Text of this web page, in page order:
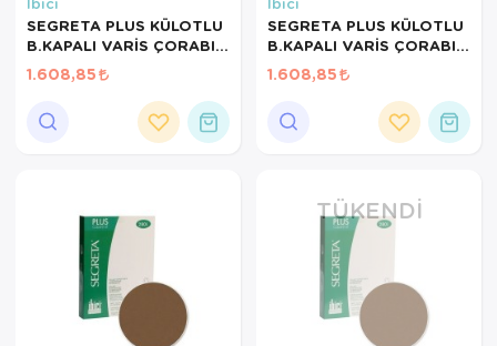
Tansiyon
Tansiyon
Tıbbi Cihazlar
Hasta Bakım Ürünleri
Hasta Bakım Ürünleri
Hava nemlendirici
KIzilotesi isik
Kişisel Bakım ve Sağlık
Kişisel Bakım ve Sağlık
SEGRETA PLUS KÜLOTLU
B.KAPALI VARİS ÇORABI
NO:5/23
1.608,85
SEGRETA PLUS KÜLOTLU
B.KAPALI VARİS ÇORABI
NO:4/23
1.608,85
TÜKENDI